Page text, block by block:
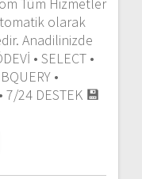
Tüm Hizmetler
olarak
Anadilinizde
• SELECT •
•
7/24 DESTEK 💾